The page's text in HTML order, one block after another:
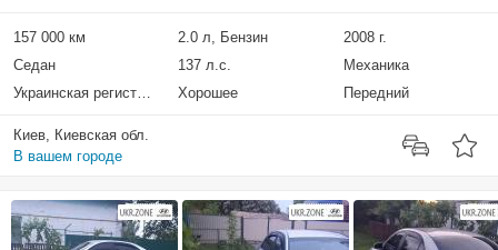
157 000 км 2.0 л, Бензин
2008 г.
Седан
137 л.с.
Механика
Украинская регистрация
Хорошее Передний
Киев, Киевская обл.
В вашем городе